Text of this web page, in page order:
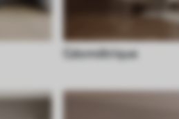
Géométrique